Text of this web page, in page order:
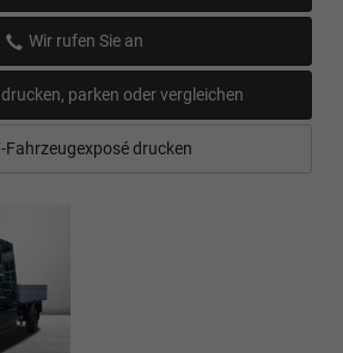
Wir rufen Sie an
parken oder vergleichen
Fahrzeugexposé drucken